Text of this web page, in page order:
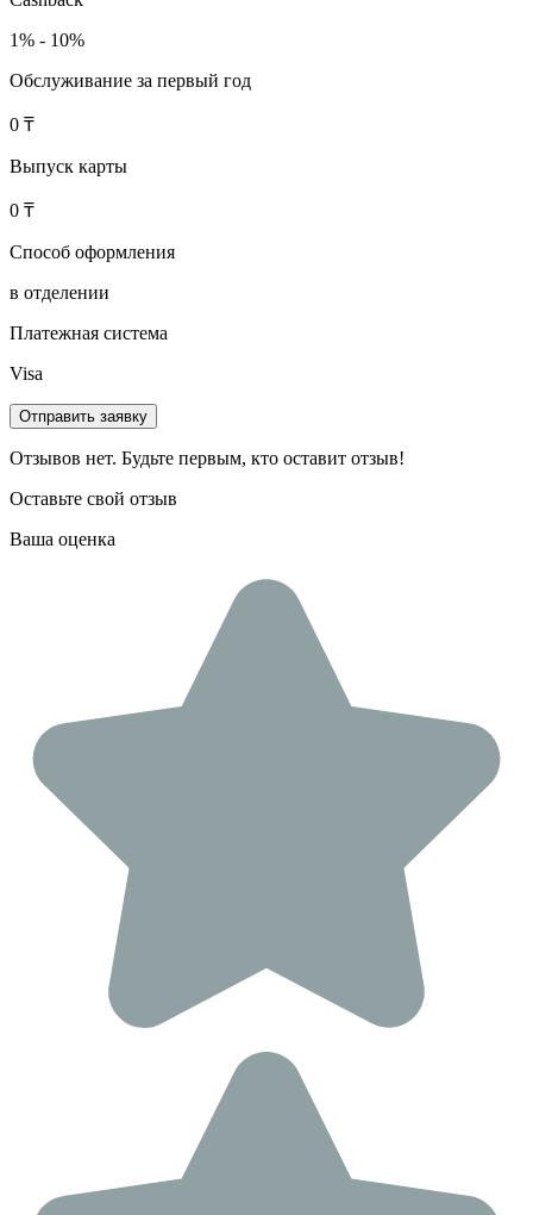
1% - 10%
Обслуживание за первый год
0 ₸
Выпуск карты
0 ₸
Способ оформления
в отделении
Платежная система
Visa
Отправить заявку
Отзывов нет. Будьте первым, кто оставит отзыв!
Оставьте свой отзыв
Ваша оценка